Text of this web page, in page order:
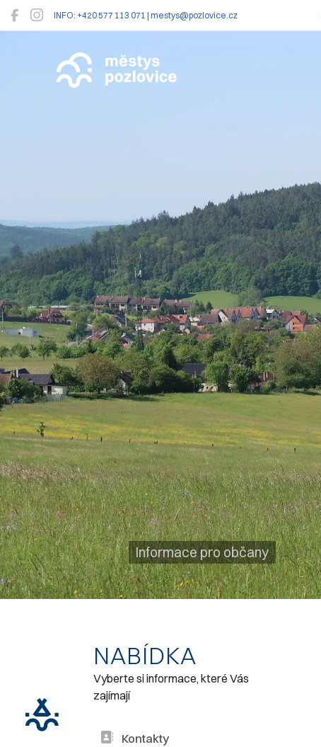
INFO: +420 577 113 071 | mestys@pozlovice.cz
Pozlovice
Informace pro občany
NABÍDKA
Vyberte si informace, které Vás
zajímají
Kontakty